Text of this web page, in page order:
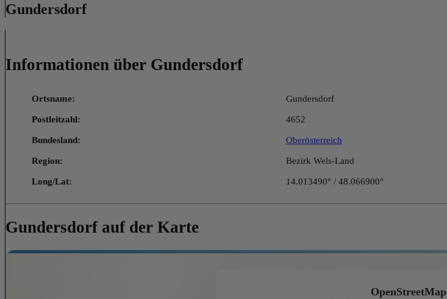
Gundersdorf
Informationen über Gundersdorf
Ortsname: Gundersdorf
Postleitzahl: 4652
Bundesland: Oberösterreich
Region: Bezirk Wels-Land
Long/Lat: 14.013490° / 48.066900°
Gundersdorf auf der Karte
OpenStreetMap